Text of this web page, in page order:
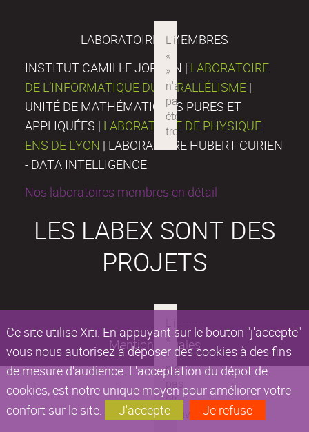
Ce site utilise Xiti. En appuyant sur le bouton "j'accepte"
vous nous autorisez à déposer des cookies à des fins
de mesure d'audience. L'acceptation du dépot de
cookies, est notre unique moyen pour améliorer votre
confort sur le site.
J'accepte Je refuse
LABORATOIRES MEMBRES
INSTITUT CAMILLE JORDAN | LABORATOIRE
DE L’INFORMATIQUE DU PARALLÉLISME |
UNITÉ DE MATHÉMATIQUES PURES ET
APPLIQUÉES | LABORATOIRE DE PHYSIQUE
ENS DE LYON | LABORATOIRE HUBERT CURIEN
- DATA INTELLIGENCE
Nos laboratoires membres en détail
LES LABEX SONT DES
PROJETS
Mentions légales